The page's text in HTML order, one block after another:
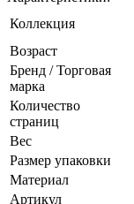
Коллекция
Возраст
Бренд / Торговая
марка
Количество
страниц
Вес
Размер упаковки
Материал
Артикул